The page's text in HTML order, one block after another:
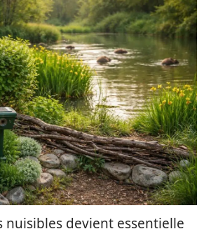
nuisibles devient essentielle